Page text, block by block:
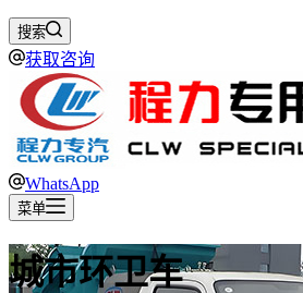
搜索
获取咨询
WhatsApp
菜单
城市环卫车